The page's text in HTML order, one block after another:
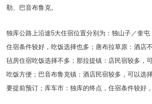
勒、巴音布鲁克。
独库公路上沿途5大住宿位置分别为：独山子／奎屯
住宿条件较好，吃饭选择也多；唐布拉草原：酒店
毡房住宿吃饭选择不多；那拉提镇：店民宿较多，
吃饭方便；巴音布鲁克镇：酒店民宿较多，可以选
要提前预订；库车市：独库的终点，住宿条件较好